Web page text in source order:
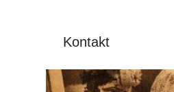
Kontakt